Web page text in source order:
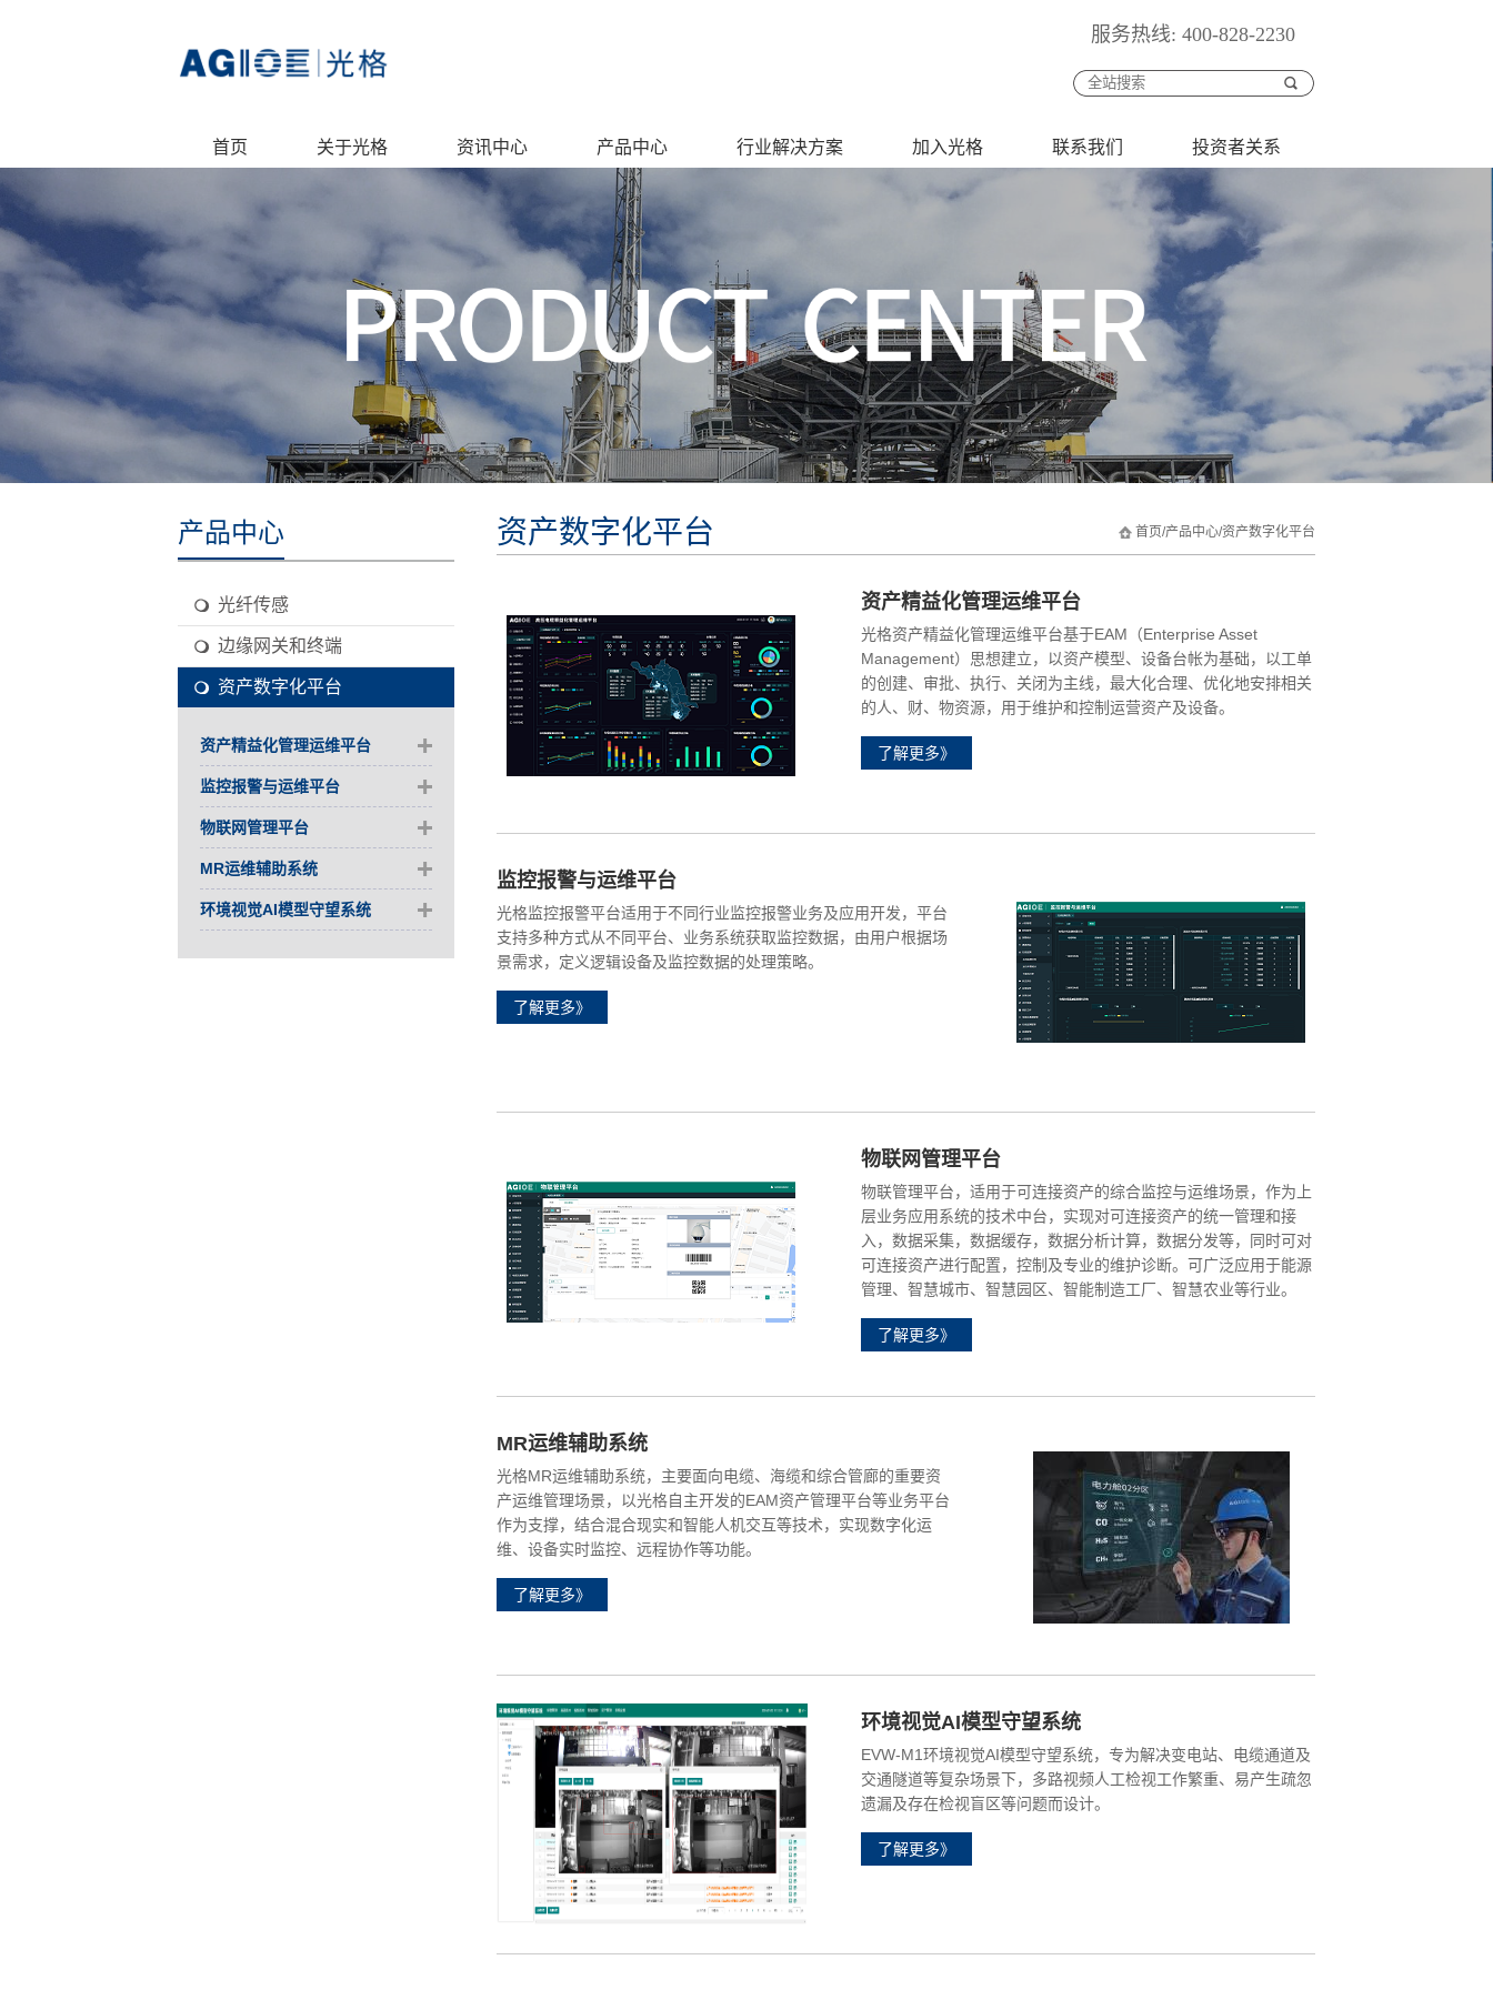
服务热线: 400-828-2230
首页 关于光格 资讯中心 产品中心 行业解决方案 加入光格 联系我们 投资者关系
产品中心
光纤传感
边缘网关和终端
资产数字化平台
资产精益化管理运维平台
监控报警与运维平台
物联网管理平台
MR运维辅助系统
环境视觉AI模型守望系统
首页/产品中心/资产数字化平台
资产数字化平台
资产精益化管理运维平台
光格资产精益化管理运维平台基于EAM（Enterprise Asset
Management）思想建立，以资产模型、设备台帐为基础，以工单
的创建、审批、执行、关闭为主线，最大化合理、优化地安排相关
的人、财、物资源，用于维护和控制运营资产及设备。
了解更多》
监控报警与运维平台
光格监控报警平台适用于不同行业监控报警业务及应用开发，平台
支持多种方式从不同平台、业务系统获取监控数据，由用户根据场
景需求，定义逻辑设备及监控数据的处理策略。
了解更多》
物联网管理平台
物联管理平台，适用于可连接资产的综合监控与运维场景，作为上
层业务应用系统的技术中台，实现对可连接资产的统一管理和接
入，数据采集，数据缓存，数据分析计算，数据分发等，同时可对
可连接资产进行配置，控制及专业的维护诊断。可广泛应用于能源
管理、智慧城市、智慧园区、智能制造工厂、智慧农业等行业。
了解更多》
MR运维辅助系统
光格MR运维辅助系统，主要面向电缆、海缆和综合管廊的重要资
产运维管理场景，以光格自主开发的EAM资产管理平台等业务平台
作为支撑，结合混合现实和智能人机交互等技术，实现数字化运
维、设备实时监控、远程协作等功能。
了解更多》
环境视觉AI模型守望系统
EVW-M1环境视觉AI模型守望系统，专为解决变电站、电缆通道及
交通隧道等复杂场景下，多路视频人工检视工作繁重、易产生疏忽
遗漏及存在检视盲区等问题而设计。
了解更多》